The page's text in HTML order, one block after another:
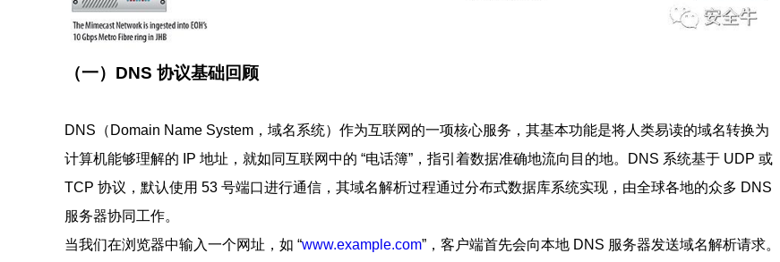
（一）DNS 协议基础回顾
DNS（Domain Name System，域名系统）作为互联网的一项核心服务，其基本功能是将人类易读的域名转换为
计算机能够理解的 IP 地址，就如同互联网中的 “电话簿”，指引着数据准确地流向目的地。DNS 系统基于 UDP 或
TCP 协议，默认使用 53 号端口进行通信，其域名解析过程通过分布式数据库系统实现，由全球各地的众多 DNS
服务器协同工作。
当我们在浏览器中输入一个网址，如 “www.example.com”，客户端首先会向本地 DNS 服务器发送域名解析请求。